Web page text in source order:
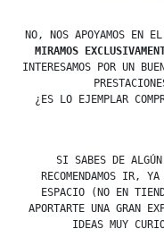
NO, NOS APOYAMOS EN
MIRAMOS
INTERESAMOS POR UN
¿ES LO EJEMPLAR
SI SABES DE
RECOMENDAMOS IR,
ESPACIO (NO EN
APORTARTE UNA GRAN
IDEAS MUY